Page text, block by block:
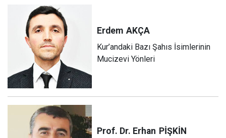
Erdem AKÇA
Kur’andaki Bazı Şahıs İsimlerinin
Mucizevi Yönleri
Prof. Dr. Erhan PİŞKİN